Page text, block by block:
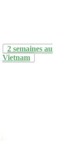
2 semaines au
Vietnam